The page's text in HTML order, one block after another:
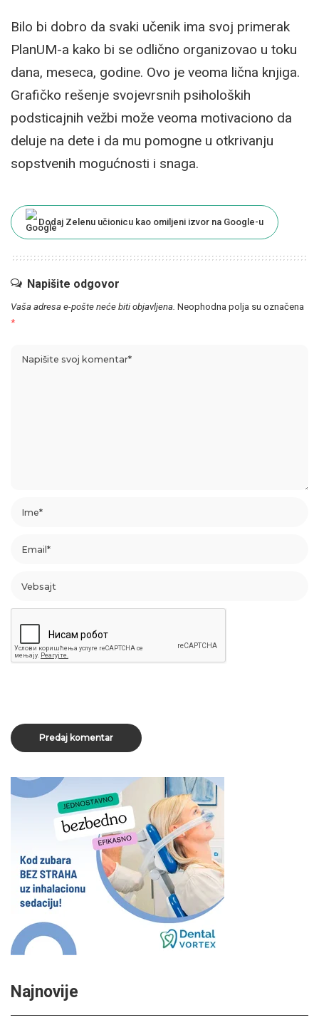
Bilo bi dobro da svaki učenik ima svoj primerak
PlanUM-a kako bi se odlično organizovao u toku
dana, meseca, godine. Ovo je veoma lična knjiga.
Grafičko rešenje svojevrsnih psiholoških
podsticajnih vežbi može veoma motivaciono da
deluje na dete i da mu pomogne u otkrivanju
sopstvenih mogućnosti i snaga.
Dodaj Zelenu učionicu kao omiljeni izvor na Google-u
Napišite odgovor
Vaša adresa e-pošte neće biti objavljena. Neophodna polja su označena
*
Najnovije